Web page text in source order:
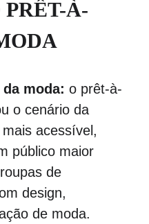
À-
moda: o prêt-à-
o cenário da
acessível,
público maior
de
design,
de moda.